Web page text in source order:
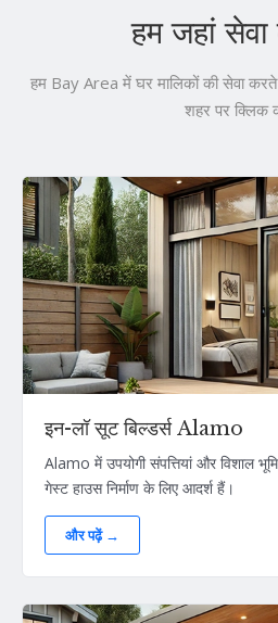
हम जहां
हम Bay Area में घर मालिकों की सेवा
शहर पर क्लिक
इन-लॉ सूट बिल्डर्स Alamo
Alamo में उपयोगी संपत्तियां और विशाल
गेस्ट हाउस निर्माण के लिए आदर्श हैं।
और पढ़ें →